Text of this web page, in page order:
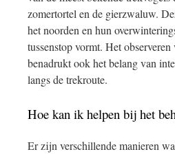
zomertortel en de gierzwaluw.
het noorden en hun
tussenstop vormt. Het
benadrukt ook het belang van
langs de trekroute.
Hoe kan ik helpen bij het
Er zijn verschillende manieren